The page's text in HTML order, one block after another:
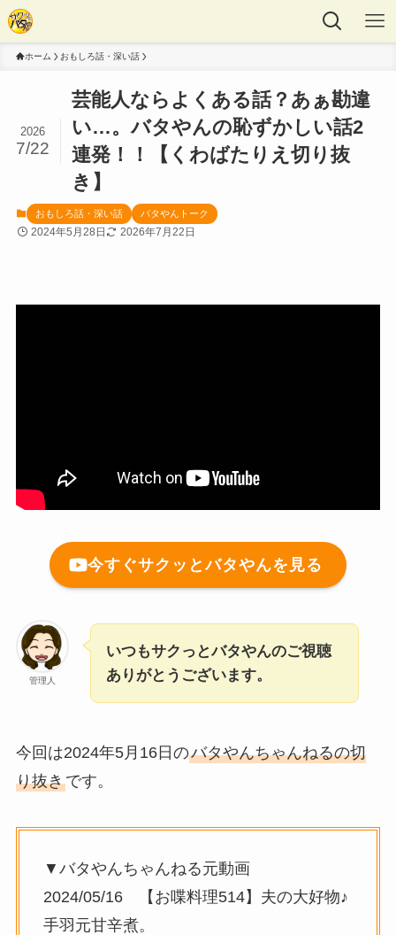
ホーム おもしろ話・深い話
芸能人ならよくある話？あぁ勘違
い…。バタやんの恥ずかしい話2
連発！！【くわばたりえ切り抜
き】
2026
7/22
おもしろ話・深い話 バタやんトーク
2024年5月28日 2026年7月22日
今すぐサクッとバタやんを見る
管理人
いつもサクっとバタやんのご視聴
ありがとうございます。
今回は2024年5月16日のバタやんちゃんねるの切
り抜きです。
▼バタやんちゃんねる元動画
2024/05/16 【お喋料理514】夫の大好物♪
手羽元甘辛煮。